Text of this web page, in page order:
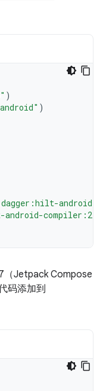
)
)
android-
（Jetpack Compose
码添加到